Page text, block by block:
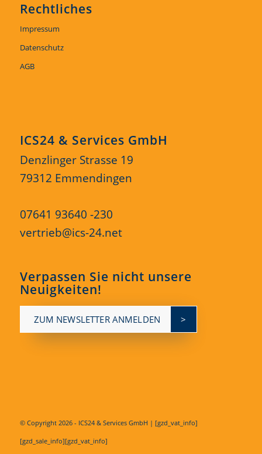
Rechtliches
Impressum
Datenschutz
AGB
ICS24 & Services GmbH
Denzlinger Strasse 19
79312 Emmendingen
07641 93640 -230
vertrieb@ics-24.net
Verpassen Sie nicht unsere
Neuigkeiten!
ZUM NEWSLETTER ANMELDEN
© Copyright 2026 - ICS24 & Services GmbH | [gzd_vat_info]
[gzd_sale_info][gzd_vat_info]